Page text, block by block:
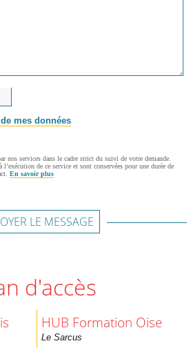
mes données
nos services dans le cadre strict du suivi de votre demande.
l’exécution de ce service et sont conservées pour une durée de
En savoir plus
LE MESSAGE
d'accès
HUB Formation Oise
Le Sarcus